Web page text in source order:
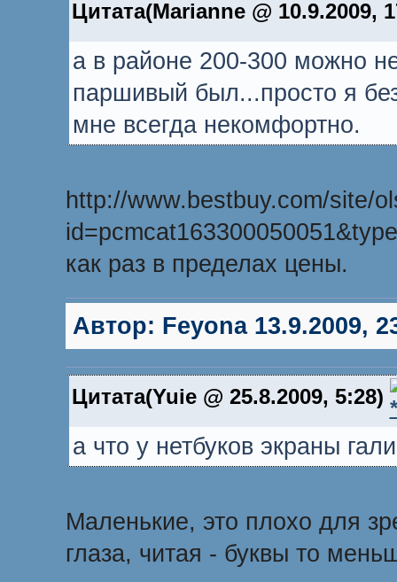
Цитата(Marianne @ 10.9.2009,
а в районе 200-300 можно
паршивый был...просто я
мне всегда некомфортно.
http://www.bestbuy.com/site/
как раз в пределах цены.
Автор: Feyona13.9.2009,
Цитата(Yuie @ 25.8.2009, 5:28)
а что у нетбуков экраны
Маленькие, это плохо для
глаза, читая - буквы то